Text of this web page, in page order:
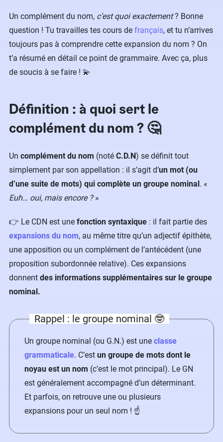
Un complément du nom, c’est quoi exactement? Bonne
question ! Tu travailles tes cours de français, et tu n’arrives
toujours pas à comprendre cette expansion du nom ? On
t’a résumé en détail ce point de grammaire. Avec ça, plus
de soucis à se faire ! 💫
Définition : à quoi sert le
complément du nom ? 🤔
Un complément du nom (noté C.D.N) se définit tout
simplement par son appellation : il s’agit d’un mot (ou
d’une suite de mots) qui complète un groupe nominal. «
Euh… oui, mais encore ?»
👉 Le CDN est une fonction syntaxique : il fait partie des
expansions du nom, au même titre qu’un adjectif épithète,
une apposition ou un complément de l’antécédent (une
proposition subordonnée relative). Ces expansions
donnent des informations supplémentaires sur le groupe
nominal.
Rappel : le groupe nominal 🤓
Un groupe nominal (ou G.N.) est une classe
grammaticale. C’est un groupe de mots dont le
noyau est un nom (c’est le mot principal). Le GN
est généralement accompagné d’un déterminant.
Et parfois, on retrouve une ou plusieurs
expansions pour un seul nom ! ☝️